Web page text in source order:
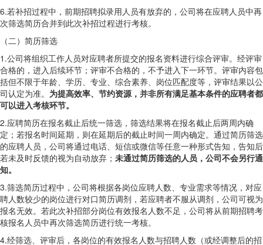
6.若补招过程中，前期招聘拟录用人员有放弃的，公司将在应聘人员中再
次筛选简历合并到此次补招过程进行考核。
（二）简历筛选
1.公司将组织工作人员对应聘者所提交的报名资料进行综合评审。经评审
合格的，进入后续环节；评审不合格的，不予进入下一环节。评审内容包
括但不限于年龄、学历、专业、综合素养、岗位匹配度等，评审结果以公
司认定为准。 为提高效率、节约资源，并非所有满足基本条件的应聘者都
可以进入考核环节。
2.应聘简历在报名截止后统一筛选，筛选结果将在报名截止后两周内确
定；若报名时间延期，则在延期后的截止时间一周内确定。通过简历筛选
的应聘人员，公司将通过电话、短信或微信等任意一种形式告知，告知后
若未及时反馈的视为自动放弃； 未通过简历筛选的人员，公司不会另行通
知。
3.筛选简历过程中，公司将根据各岗位应聘人数、专业需求等情况，对应
聘人数较少的岗位进行对口简历调剂，若应聘者不服从调剂，公司可视为
报名无效。若此次补招部分岗位有效报名人数不足，公司将从前期招聘考
核报名人员中再次筛选简历进行统一考核。
4.经筛选、评审后，各岗位的有效报名人数与招聘人数（或经调整后的招